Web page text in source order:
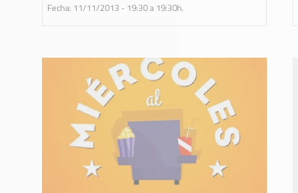
Fecha: 11/11/2013 - 19:30 a 19:30h.